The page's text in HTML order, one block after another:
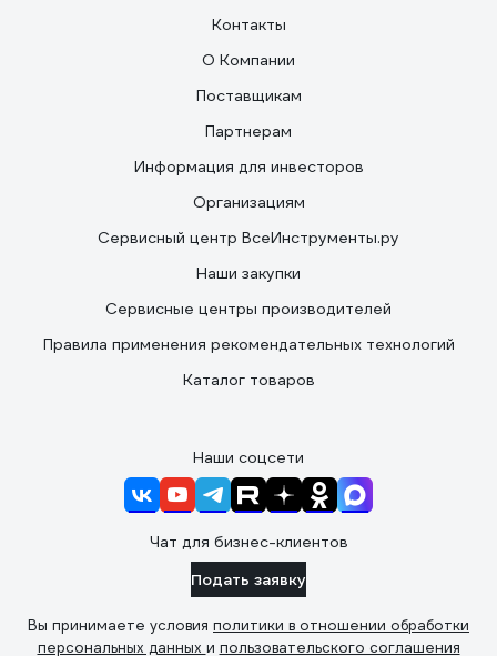
Контакты
О Компании
Поставщикам
Партнерам
Информация для инвесторов
Организациям
Сервисный центр ВсеИнструменты.ру
Наши закупки
Сервисные центры производителей
Правила применения рекомендательных технологий
Каталог товаров
Наши соцсети
Чат для бизнес-клиентов
Подать заявку
Вы принимаете условия политики в отношении обработки
персональных данных и пользовательского соглашения